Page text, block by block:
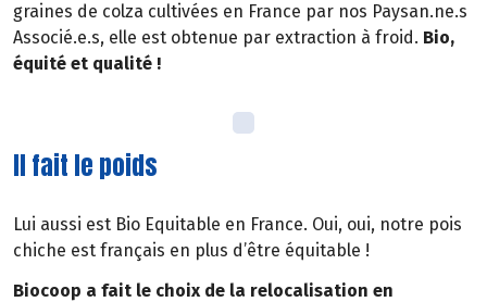
graines de colza cultivées en France par nos Paysan.ne.s
Associé.e.s, elle est obtenue par extraction à froid. Bio,
équité et qualité !
Il fait le poids
Lui aussi est Bio Equitable en France. Oui, oui, notre pois
chiche est français en plus d’être équitable !
Biocoop a fait le choix de la relocalisation en